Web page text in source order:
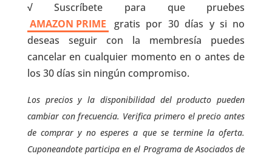
√Suscríbete para que pruebes
AMAZON PRIME
gratis por 30 días y si no
deseas seguir con la membresía puedes
cancelar en cualquier momento en o antes de
los 30 días sin ningún compromiso.
Los precios y la disponibilidad del producto pueden
cambiar con frecuencia. Verifica primero el precio antes
de comprar y no esperes a que se termine la oferta.
Cuponeandote participa en el Programa de Asociados de